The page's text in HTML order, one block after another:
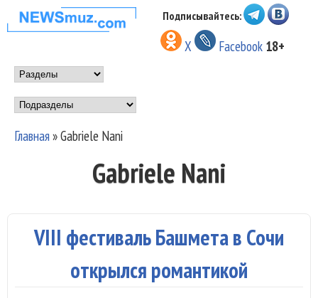
Перейти к основному
содержанию
НОВОСТИ
МУЗЫКИ И
ШОУ БИЗНЕСА
NEWSMUZ.COM
Подписывайтесь:
X Facebook 18+
Main menu
Подразделы
Главная»Gabriele Nani
Gabriele Nani
VIII фестиваль Башмета в Сочи
открылся романтикой